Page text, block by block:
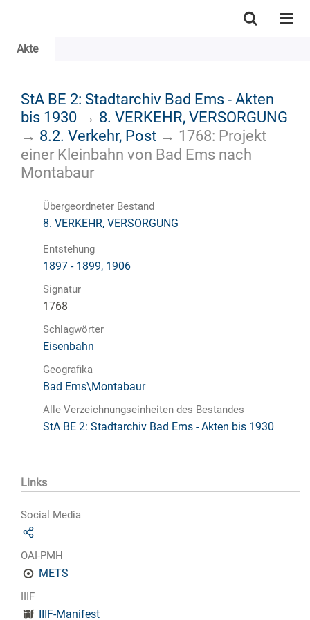
Akte
StA BE 2: Stadtarchiv Bad Ems - Akten
bis 1930 → 8. VERKEHR, VERSORGUNG
→ 8.2. Verkehr, Post → 1768: Projekt
einer Kleinbahn von Bad Ems nach
Montabaur
Übergeordneter Bestand
8. VERKEHR, VERSORGUNG
Entstehung
1897 - 1899, 1906
Signatur
1768
Schlagwörter
Eisenbahn
Geografika
Bad Ems\Montabaur
Alle Verzeichnungseinheiten des Bestandes
StA BE 2: Stadtarchiv Bad Ems - Akten bis 1930
Links
Social Media
OAI-PMH
METS
IIIF
IIIF-Manifest